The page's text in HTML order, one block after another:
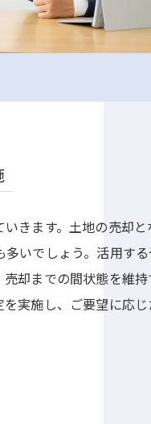
きます。土地の売却
いでしょう。活用す
却までの間状態を維
実施し、ご要望に応